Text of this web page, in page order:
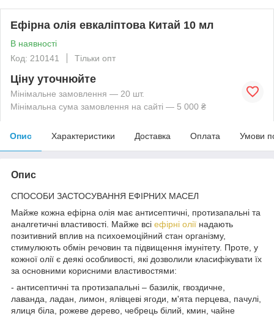
Ефірна олія евкаліптова Китай 10 мл
В наявності
Код: 210141
Тільки опт
Ціну уточнюйте
Мінімальне замовлення — 20 шт.
Мінімальна сума замовлення на сайті — 5 000 ₴
Опис Характеристики Доставка Оплата Умови
Опис
СПОСОБИ ЗАСТОСУВАННЯ ЕФІРНИХ МАСЕЛ
Майже кожна ефірна олія має антисептичні, протизапальні та
аналгетичні властивості. Майже всі ефірні олії надають
позитивний вплив на психоемоційний стан організму,
стимулюють обмін речовин та підвищення імунітету. Проте, у
кожної олії є деякі особливості, які дозволили класифікувати їх
за основними корисними властивостями:
- антисептичні та протизапальні – базилік, гвоздичне,
лаванда, ладан, лимон, ялівцеві ягоди, м'ята перцева, пачулі,
ялиця біла, рожеве дерево, чебрець білий, кмин, чайне